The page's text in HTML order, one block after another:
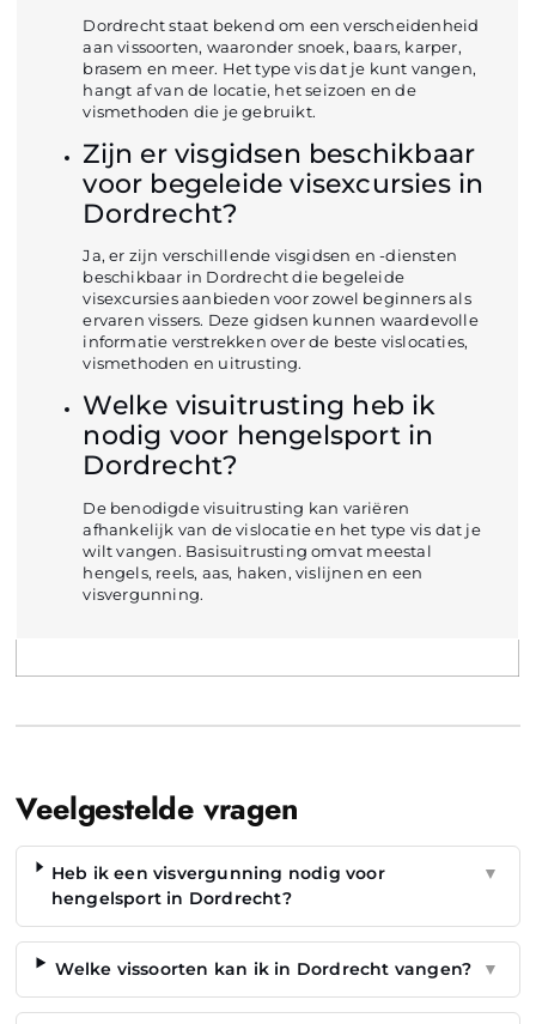
Dordrecht staat bekend om een verscheidenheid
aan vissoorten, waaronder snoek, baars, karper,
brasem en meer. Het type vis dat je kunt vangen,
hangt af van de locatie, het seizoen en de
vismethoden die je gebruikt.
Zijn er visgidsen beschikbaar
voor begeleide visexcursies in
Dordrecht?
Ja, er zijn verschillende visgidsen en -diensten
beschikbaar in Dordrecht die begeleide
visexcursies aanbieden voor zowel beginners als
ervaren vissers. Deze gidsen kunnen waardevolle
informatie verstrekken over de beste vislocaties,
vismethoden en uitrusting.
Welke visuitrusting heb ik
nodig voor hengelsport in
Dordrecht?
De benodigde visuitrusting kan variëren
afhankelijk van de vislocatie en het type vis dat je
wilt vangen. Basisuitrusting omvat meestal
hengels, reels, aas, haken, vislijnen en een
visvergunning.
Veelgestelde vragen
Heb ik een visvergunning nodig voor
hengelsport in Dordrecht?
▼
Welke vissoorten kan ik in Dordrecht vangen? ▼